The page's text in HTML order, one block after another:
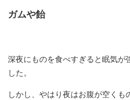
ガムや飴
深夜にものを食べすぎると眠気が
した。
しかし、やはり夜はお腹が空くも